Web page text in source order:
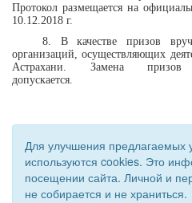
Протокол размещается на
10.12.2018 г.
8. В качестве призов
организаций, осуществляющих
Астрахани.
Замена
призов
допускается.
Для улучшения предлагаемых
используются cookies. Это
посещении сайта. Личной и
не собирается и не храниться.